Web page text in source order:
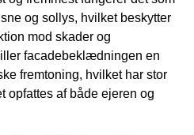
og sollys, hvilket beskytter
mod skader og
facadebeklædningen en
fremtoning, hvilket har stor
opfattes af både ejeren og